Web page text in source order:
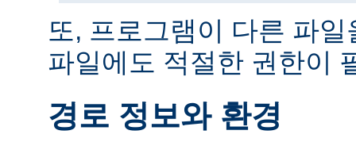
또, 프로그램이 다른 파
파일에도 적절한 권한이
경로 정보와 환경